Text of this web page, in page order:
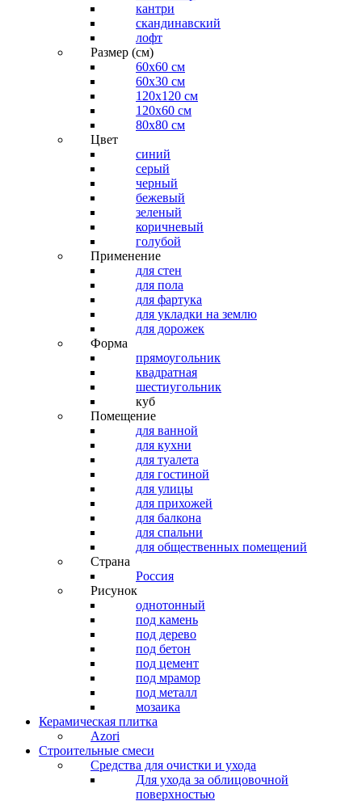
кантри
скандинавский
лофт
Размер (см)
60х60 см
60x30 см
120x120 см
120x60 см
80x80 см
Цвет
синий
серый
черный
бежевый
зеленый
коричневый
голубой
Применение
для стен
для пола
для фартука
для укладки на землю
для дорожек
Форма
прямоугольник
квадратная
шестиугольник
куб
Помещение
для ванной
для кухни
для туалета
для гостиной
для улицы
для прихожей
для балкона
для спальни
для общественных помещений
Страна
Россия
Рисунок
однотонный
под камень
под дерево
под бетон
под цемент
под мрамор
под металл
мозаика
Керамическая плитка
Azori
Строительные смеси
Средства для очистки и ухода
Для ухода за облицовочной
поверхностью